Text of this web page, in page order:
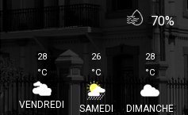
70%
28
°C
VENDREDI
26
°C
SAMEDI
28
°C
DIMANCHE